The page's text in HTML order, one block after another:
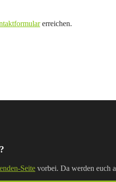
erreichen.
Seite vorbei. Da werden euch